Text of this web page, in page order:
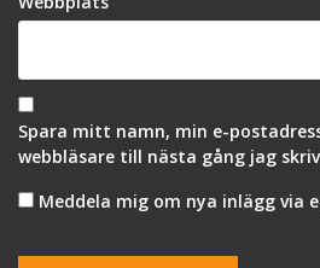
Spara mitt namn, min e-
webbläsare till nästa gång jag
Meddela mig om nya inlägg via